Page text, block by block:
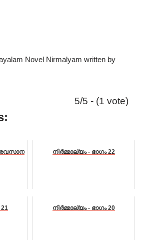
Novel Nirmalyam written by
5/5 - (1 vote)
(അവസാന
നിർമ്മാല്യം - ഭാഗം 22
നിർമ്മാല്യം - ഭാഗം 20